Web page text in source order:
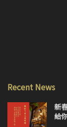
Recent News
新
給